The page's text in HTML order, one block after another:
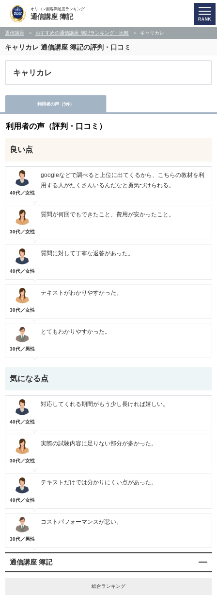
オリコン顧客満足度ランキング
通信講座 簿記
通信講座 おすすめの通信講座 簿記ランキング・比較 キャリカレ
キャリカレ 通信講座 簿記の評判・口コミ
キャリカレ
利用者の声（9件）
利用者の声（評判・口コミ）
良い点
40代／女性
googleなどで調べると上位に出てくるから、こちらの教材を利
用する人がたくさんいるんだなと勇気づけられる。
30代／女性
質問が何回でもできたこと、費用が安かったこと。
40代／女性
質問に対して丁寧な返答があった。
30代／女性
テキストがわかりやすかった。
30代／男性
とてもわかりやすかった。
気になる点
40代／女性
対応してくれる期間がもう少し長ければ嬉しい。
30代／女性
実際の試験内容に足りない部分が多かった。
40代／女性
テキストだけでは分かりにくい点があった。
30代／男性
コストパフォーマンスが悪い。
通信講座 簿記
総合ランキング